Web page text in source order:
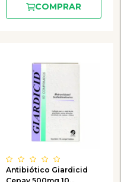
COMPRAR
Antibiótico Giardicid